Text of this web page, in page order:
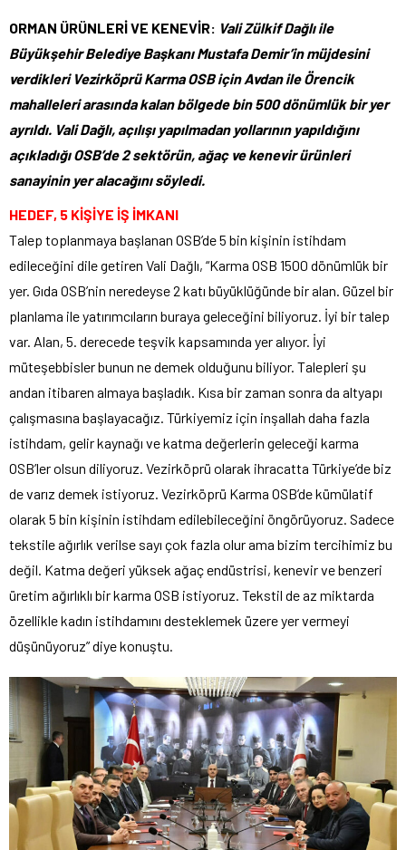
ORMAN ÜRÜNLERİ VE KENEVİR: Vali Zülkif Dağlı ile
Büyükşehir Belediye Başkanı Mustafa Demir’in müjdesini
verdikleri Vezirköprü Karma OSB için Avdan ile Örencik
mahalleleri arasında kalan bölgede bin 500 dönümlük bir yer
ayrıldı. Vali Dağlı, açılışı yapılmadan yollarının yapıldığını
açıkladığı OSB’de 2 sektörün, ağaç ve kenevir ürünleri
sanayinin yer alacağını söyledi.
HEDEF, 5 KİŞİYE İŞ İMKANI
Talep toplanmaya başlanan OSB’de 5 bin kişinin istihdam
edileceğini dile getiren Vali Dağlı, “Karma OSB 1500 dönümlük bir
yer. Gıda OSB’nin neredeyse 2 katı büyüklüğünde bir alan. Güzel bir
planlama ile yatırımcıların buraya geleceğini biliyoruz. İyi bir talep
var. Alan, 5. derecede teşvik kapsamında yer alıyor. İyi
müteşebbisler bunun ne demek olduğunu biliyor. Talepleri şu
andan itibaren almaya başladık. Kısa bir zaman sonra da altyapı
çalışmasına başlayacağız. Türkiyemiz için inşallah daha fazla
istihdam, gelir kaynağı ve katma değerlerin geleceği karma
OSB’ler olsun diliyoruz. Vezirköprü olarak ihracatta Türkiye’de biz
de varız demek istiyoruz. Vezirköprü Karma OSB’de kümülatif
olarak 5 bin kişinin istihdam edilebileceğini öngörüyoruz. Sadece
tekstile ağırlık verilse sayı çok fazla olur ama bizim tercihimiz bu
değil. Katma değeri yüksek ağaç endüstrisi, kenevir ve benzeri
üretim ağırlıklı bir karma OSB istiyoruz. Tekstil de az miktarda
özellikle kadın istihdamını desteklemek üzere yer vermeyi
düşünüyoruz” diye konuştu.